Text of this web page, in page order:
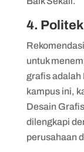
4.
untuk
grafis adalah
kampus ini,
Desain
dilengkapi
perusahaan